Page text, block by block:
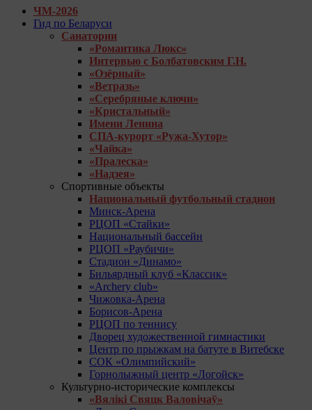
ЧМ-2026
Гид по Беларуси
Санатории
«Романтика Люкс»
Интервью с Болбатовским Г.Н.
«Озёрный»
«Ветразь»
«Серебряные ключи»
«Кристальный»
Имени Ленина
СПА-курорт «Ружа-Хутор»
«Чайка»
«Пралеска»
«Надзея»
Спортивные объекты
Национальный футбольный стадион
Минск-Арена
РЦОП «Стайки»
Национальный бассейн
РЦОП «Раубичи»
Стадион «Динамо»
Бильярдный клуб «Классик»
«Archery club»
Чижовка-Арена
Борисов-Арена
РЦОП по теннису
Дворец художественной гимнастики
Центр по прыжкам на батуте в Витебске
СОК «Олимпийский»
Горнолыжный центр «Логойск»
Культурно-исторические комплексы
«Вялікі Свяцк Валовічаў»